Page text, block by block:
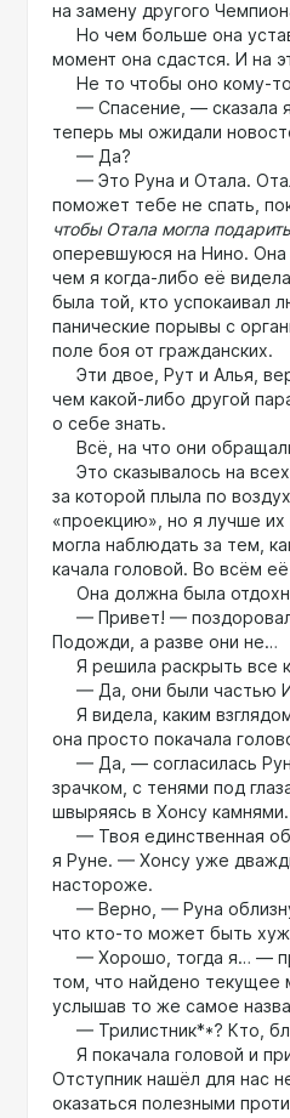
на замену другого
Но чем больше она
момент она сдастся. И на
Не то чтобы оно кому-
— Спасение, — сказала
теперь мы ожидали
— Да?
— Это Руна и Отала.
поможет тебе не спать,
чтобы Отала могла
оперевшуюся на Нино. Она
чем я когда-либо её
была той, кто успокаивал
панические порывы с
поле боя от гражданских.
Эти двое, Рут и Алья,
чем какой-либо другой
о себе знать.
Всё, на что они
Это сказывалось на
за которой плыла по
«проекцию», но я лучше их
могла наблюдать за тем,
качала головой. Во всём
Она должна была
— Привет! —
Подожди, а разве они не…
Я решила раскрыть все
— Да, они были частью
Я видела, каким
она просто покачала
— Да, — согласилась
зрачком, с тенями под
швыряясь в Хонсу
— Твоя единственная
я Руне. — Хонсу уже
настороже.
— Верно, — Руна
что кто-то может быть
— Хорошо, тогда я… —
том, что найдено текущее
услышав то же самое
— Трилистник**? Кто,
Я покачала головой и
Отступник нашёл для нас
оказаться полезными